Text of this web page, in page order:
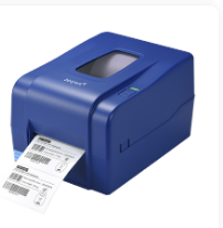
ngay shoppos.vn để nhận
được nhiều ưu đãi và giá
tốt!!